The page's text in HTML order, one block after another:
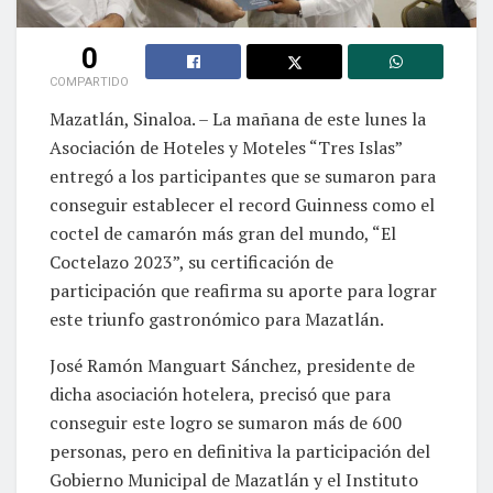
0
COMPARTIDO
Mazatlán, Sinaloa. – La mañana de este lunes la
Asociación de Hoteles y Moteles “Tres Islas”
entregó a los participantes que se sumaron para
conseguir establecer el record Guinness como el
coctel de camarón más gran del mundo, “El
Coctelazo 2023”, su certificación de
participación que reafirma su aporte para lograr
este triunfo gastronómico para Mazatlán.
José Ramón Manguart Sánchez, presidente de
dicha asociación hotelera, precisó que para
conseguir este logro se sumaron más de 600
personas, pero en definitiva la participación del
Gobierno Municipal de Mazatlán y el Instituto